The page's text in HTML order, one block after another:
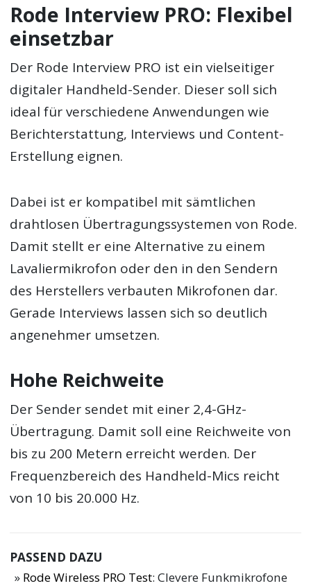
Rode Interview PRO: Flexibel
einsetzbar
Der Rode Interview PRO ist ein vielseitiger
digitaler Handheld-Sender. Dieser soll sich
ideal für verschiedene Anwendungen wie
Berichterstattung, Interviews und Content-
Erstellung eignen.
Dabei ist er kompatibel mit sämtlichen
drahtlosen Übertragungssystemen von Rode.
Damit stellt er eine Alternative zu einem
Lavaliermikrofon oder den in den Sendern
des Herstellers verbauten Mikrofonen dar.
Gerade Interviews lassen sich so deutlich
angenehmer umsetzen.
Hohe Reichweite
Der Sender sendet mit einer 2,4-GHz-
Übertragung. Damit soll eine Reichweite von
bis zu 200 Metern erreicht werden. Der
Frequenzbereich des Handheld-Mics reicht
von 10 bis 20.000 Hz.
PASSEND DAZU
Rode Wireless PRO Test: Clevere Funkmikrofone